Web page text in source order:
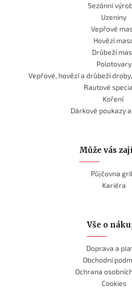
Sezónní
Uzeniny
Vepřové
Hovězí
Drůbeží
Polotovary
Vepřové, hovězí a drůbeží
Rautové
Koření
Dárkové poukazy
Může vás
Půjčovna
Kariéra
Vše o
Doprava a
Obchodní
Ochrana
Cookies